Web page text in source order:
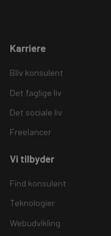
Karriere
Bliv konsulent
Det faglige liv
Det sociale liv
Freelancer
Vi tilbyder
Find konsulent
Teknologier
Webudvikling